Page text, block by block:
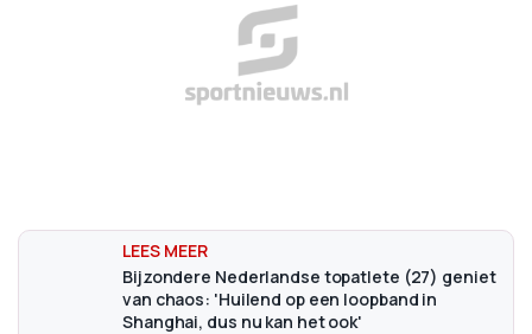
Bijzondere Nederlandse topatlete (27) geniet
van chaos: 'Huilend op een loopband in
Shanghai, dus nu kan het ook'